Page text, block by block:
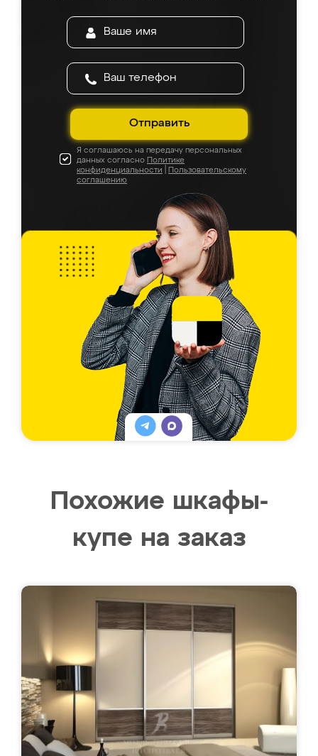
Отправить
Я соглашаюсь на передачу персональных
данных согласно Политике
конфиденциальности
Пользовательскому
соглашению
Похожие шкафы-
купе на заказ